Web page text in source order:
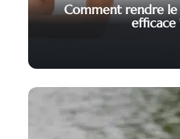
Comment rendre le
efficace